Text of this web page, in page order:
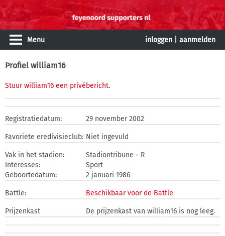
Menu inloggen aanmelden
Profiel william16
Stuur william16 een privébericht.
Registratiedatum: 29 november 2002
Favoriete eredivisieclub: Niet ingevuld
Vak in het stadion:
Stadiontribune - R
Interesses:
Sport
Geboortedatum:
2 januari 1986
Battle: Beschikbaar voor de Battle
Prijzenkast De prijzenkast van william16 is nog leeg.